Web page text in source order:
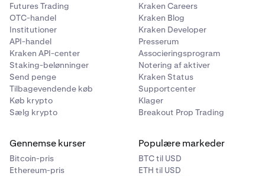
Futures Trading
OTC-handel
Institutioner
API-handel
Kraken API-center
Staking-belønninger
Send penge
Tilbagevendende køb
Køb krypto
Sælg krypto
Kraken Careers
Kraken Blog
Kraken Developer
Presserum
Associeringsprogram
Notering af aktiver
Kraken Status
Supportcenter
Klager
Breakout Prop Trading
Gennemse kurser
Bitcoin-pris
Ethereum-pris
Populære markeder
BTC til USD
ETH til USD